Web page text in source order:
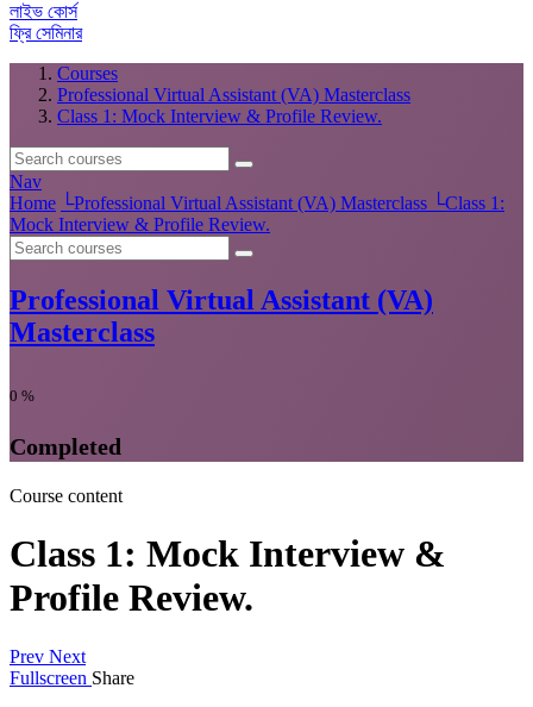
লাইভ কোর্স
ফ্রি সেমিনার
Courses
Professional Virtual Assistant (VA) Masterclass
Class 1: Mock Interview & Profile Review.
Nav
Home └Professional Virtual Assistant (VA) Masterclass └Class 1:
Mock Interview & Profile Review.
Professional Virtual Assistant (VA)
Masterclass
0 %
Completed
Course content
Class 1: Mock Interview &
Profile Review.
Prev Next
Fullscreen Share